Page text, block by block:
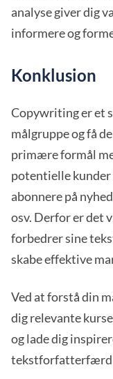
analyse giver dig
informere og
Konklusion
Copywriting er et
målgruppe og få
primære formål
potentielle kunder
abonnere på
osv. Derfor er det
forbedrer sine
skabe effektive
Ved at forstå din
dig relevante
og lade dig